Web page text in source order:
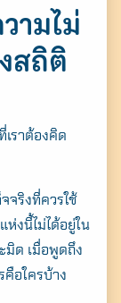
ามไม่
สถิติ
เราต้องคิด
จริงที่ควรใช้
ห่งนี้ไม่ได้อยู่ใน
มิด เมื่อพูดถึง
คือใครบ้าง